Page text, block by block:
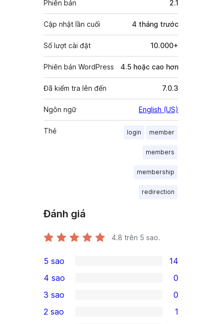
Phiên bản 2.1
Cập nhật lần cuối 4 tháng trước
Số lượt cài đặt 10.000+
Phiên bản WordPress 4.5 hoặc cao hơn
Đã kiểm tra lên đến 7.0.3
Ngôn ngữ English (US)
Thẻ login member
members
membership
redirection
Đánh giá
4.8 trên 5 sao.
5-
star
reviews
5 sao 14
4-
star
4 sao 0
3-
3 sao 0
2 sao 1